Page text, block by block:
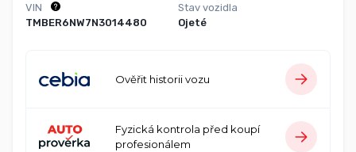
VIN
TMBER6NW7N3014480
Stav vozidla
Ojeté
Ověřit historii vozu
Fyzická kontrola před koupí
profesionálem